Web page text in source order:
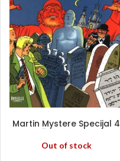
Martin Mystere Specijal 4
Out of stock